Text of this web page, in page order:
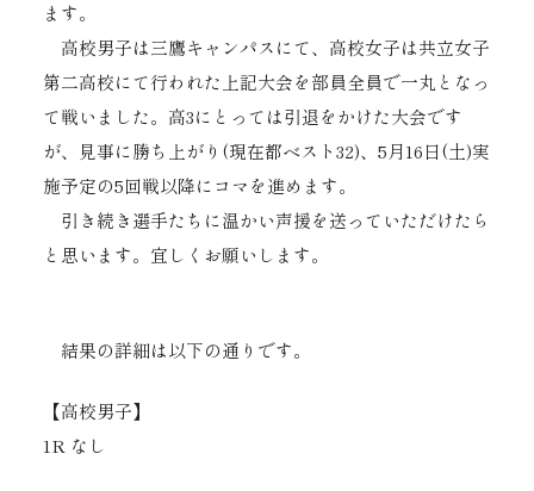
ます。
高校男子は三鷹キャンパスにて、高校女子は共立女子
第二高校にて行われた上記大会を部員全員で一丸となっ
て戦いました。高3にとっては引退をかけた大会です
が、見事に勝ち上がり(現在都ベスト32)、5月16日(土)実
施予定の5回戦以降にコマを進めます。
引き続き選手たちに温かい声援を送っていただけたら
と思います。宜しくお願いします。
結果の詳細は以下の通りです。
【高校男子】
1R なし